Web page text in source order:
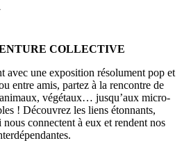
COLLECTIVE
avec une exposition résolument pop et
entre amis, partez à la rencontre de
végétaux… jusqu’aux micro-
! Découvrez les liens étonnants,
connectent à eux et rendent nos